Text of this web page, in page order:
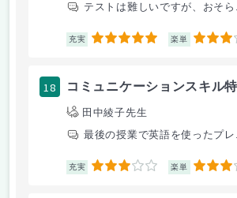
テストは難しいですが、おそ
充実 5 楽単 3
18 コミュニケーションスキル
田中綾子先生
最後の授業で英語を使ったプ
充実 3 楽単 3